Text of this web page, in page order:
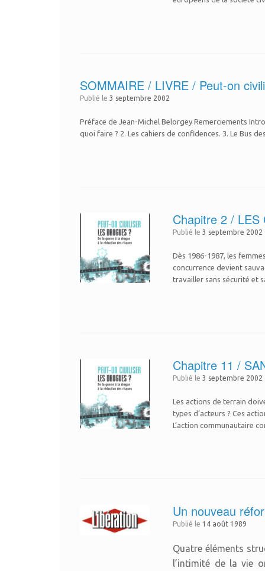
SOMMAIRE / LIVRE / Peut-on
Publié le 3 septembre 2002
Préface de Jean-Michel Belorgey Remerciements
quoi faire ? 2. Les cahiers de confidences. 3. Le Bus
Chapitre 2 / LES
Publié le3 septembre 2002
Dès 1986-1987, les
concurrence devient
travailler sans sécurité et
Chapitre 11 /
Publié le3 septembre 2002
Les actions de terrain
types d’acteurs ? Ces
L’action communautaire
Un nouveau
Publié le 14 août 1989
Quatre éléments
l’intimité de la vie